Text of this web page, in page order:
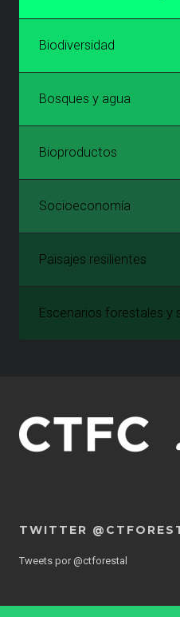
Biodiversidad
Bosques y agua
Bioproductos
Socioeconomía
Paisajes resilientes
Escenarios forestales y
TWITTER
Tweets por @ctforestal